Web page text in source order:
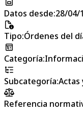
Datos desde:28/04/
Tipo:Órdenes del
Categoría:
Subcategoría:Actas
Referencia